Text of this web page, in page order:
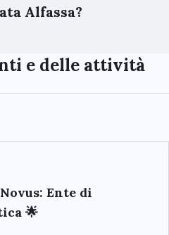
Alfassa?
e delle attività
Ente di
🌟